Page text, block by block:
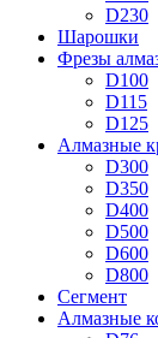
D230
Шарошки
Фрезы
D100
D115
D125
Алмазные
D300
D350
D400
D500
D600
D800
Сегмент
Алмазные